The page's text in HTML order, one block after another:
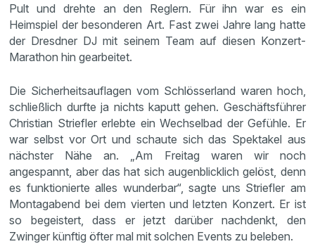
Pult und drehte an den Reglern. Für ihn war es ein
Heimspiel der besonderen Art. Fast zwei Jahre lang hatte
der Dresdner DJ mit seinem Team auf diesen Konzert-
Marathon hin gearbeitet.
Die Sicherheitsauflagen vom Schlösserland waren hoch,
schließlich durfte ja nichts kaputt gehen. Geschäftsführer
Christian Striefler erlebte ein Wechselbad der Gefühle. Er
war selbst vor Ort und schaute sich das Spektakel aus
nächster Nähe an. „Am Freitag waren wir noch
angespannt, aber das hat sich augenblicklich gelöst, denn
es funktionierte alles wunderbar“, sagte uns Striefler am
Montagabend bei dem vierten und letzten Konzert. Er ist
so begeistert, dass er jetzt darüber nachdenkt, den
Zwinger künftig öfter mal mit solchen Events zu beleben.